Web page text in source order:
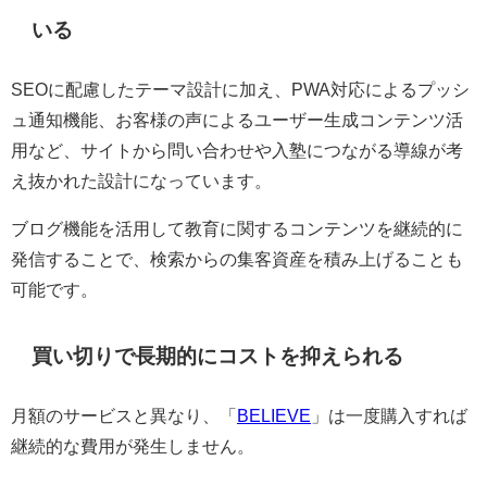
いる
SEOに配慮したテーマ設計に加え、PWA対応によるプッシ
ュ通知機能、お客様の声によるユーザー生成コンテンツ活
用など、サイトから問い合わせや入塾につながる導線が考
え抜かれた設計になっています。
ブログ機能を活用して教育に関するコンテンツを継続的に
発信することで、検索からの集客資産を積み上げることも
可能です。
買い切りで長期的にコストを抑えられる
月額のサービスと異なり、「 BELIEVE 」は一度購入すれば
継続的な費用が発生しません。